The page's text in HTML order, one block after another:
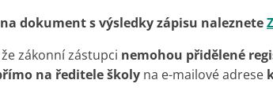
dokument s výsledky zápisu naleznete
zákonní zástupci nemohou přidělené
na ředitele školy na e-mailové adrese